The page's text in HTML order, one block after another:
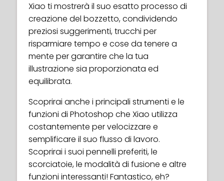
Xiao ti mostrerà il suo esatto processo di
creazione del bozzetto, condividendo
preziosi suggerimenti, trucchi per
risparmiare tempo e cose da tenere a
mente per garantire che la tua
illustrazione sia proporzionata ed
equilibrata.
Scoprirai anche i principali strumenti e le
funzioni di Photoshop che Xiao utilizza
costantemente per velocizzare e
semplificare il suo flusso di lavoro.
Scoprirai i suoi pennelli preferiti, le
scorciatoie, le modalità di fusione e altre
funzioni interessanti! Fantastico, eh?